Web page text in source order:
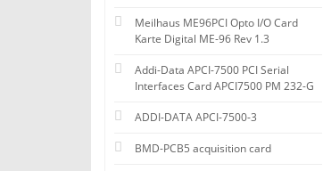
Meilhaus ME96PCI Opto I/O Card
Karte Digital ME-96 Rev 1.3
Addi-Data APCI-7500 PCI Serial
Interfaces Card APCI7500 PM 232-G
ADDI-DATA APCI-7500-3
BMD-PCB5 acquisition card